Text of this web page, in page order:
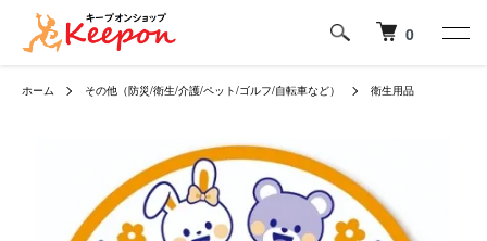
0
ホーム その他（防災/衛生/介護/ペット/ゴルフ/自転車など） 衛生用品